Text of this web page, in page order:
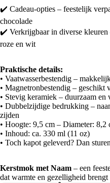
✔️ Cadeau-opties – feestelijk
chocolade
✔️ Verkrijgbaar in diverse kleuren
roze en wit
Praktische details:
• Vaatwasserbestendig –
• Magnetronbestendig – geschikt
• Stevig keramiek – duurzaam
• Dubbelzijdige bedrukking –
zijden
• Hoogte: 9,5 cm – Diameter: 8,2
• Inhoud: ca. 330 ml (11 oz)
• Toch kapot geleverd? Dan
Kerstmok met Naam – een
dat warmte en gezelligheid